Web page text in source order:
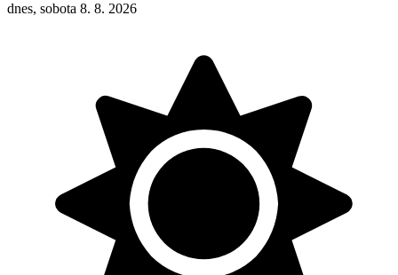
dnes, sobota 8. 8. 2026